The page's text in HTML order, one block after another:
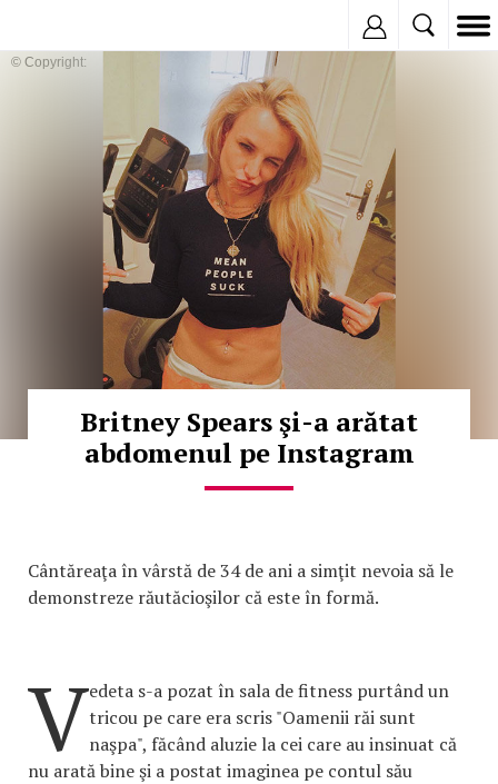
© Copyright:
Britney Spears şi-a arătat
abdomenul pe Instagram
Cântăreaţa în vârstă de 34 de ani a simţit nevoia să le
demonstreze răutăcioşilor că este în formă.
Vedeta s-a pozat în sala de fitness purtând un
tricou pe care era scris "Oamenii răi sunt
naşpa", făcând aluzie la cei care au insinuat că
nu arată bine şi a postat imaginea pe contul său